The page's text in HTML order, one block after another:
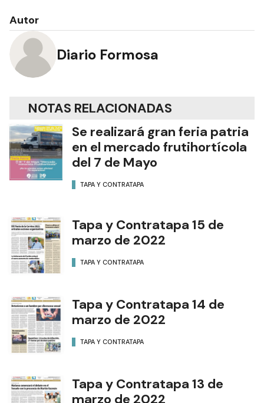
Autor
Diario Formosa
NOTAS RELACIONADAS
Se realizará gran feria patria
en el mercado frutihortícola
del 7 de Mayo
TAPA Y CONTRATAPA
Tapa y Contratapa 15 de
marzo de 2022
TAPA Y CONTRATAPA
Tapa y Contratapa 14 de
marzo de 2022
TAPA Y CONTRATAPA
Tapa y Contratapa 13 de
marzo de 2022